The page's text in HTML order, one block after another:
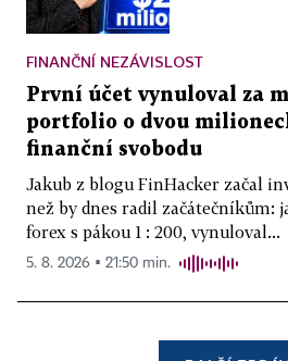
FINANČNÍ NEZÁVISLOST
První účet vynuloval za
portfolio o dvou
finanční svobodu
Jakub z blogu FinHacker začal
než by dnes radil začátečníkům:
forex s pákou 1 : 200, vynuloval...
5. 8. 2026 ▪ 21:50 min.